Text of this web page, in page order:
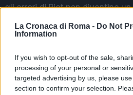
La Cronaca di Roma - Do Not
Information
If you wish to opt-out of the sale,
processing of your personal or
targeted advertising by us, please
section to confirm your selection.
gli errori di Biot non diventino
POTREBBE INTERESSARTI
Esplosione a
anche militari
6 anni fa